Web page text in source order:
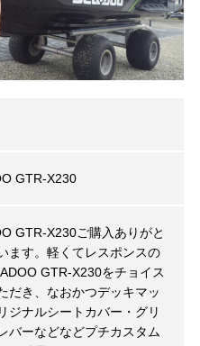
GTR-X230
GTR-X230ご購入ありがと
ます。軽くてレスポンスの
GTR-X230をチョイス
だき、なおかつデッキマッ
ジナルシートカバー・グリ
バーなどなどプチカスタム